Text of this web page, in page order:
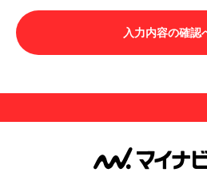
LIVINGご契約にあたり取得する個
て」の内容をすべて承諾したもの
の意思表示は、本サービスを利用
用することはできません。
第３条（用語の定義）
１.「本サ―ビス」とは、第１章第
入力内容の確認